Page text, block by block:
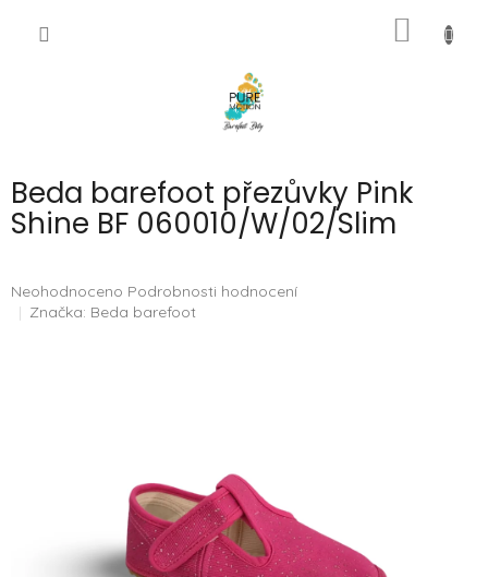
Beda barefoot přezůvky Pink
Shine BF 060010/W/02/Slim
Průměrné
hodnocení
Neohodnoceno Podrobnosti hodnocení
Značka: Beda barefoot